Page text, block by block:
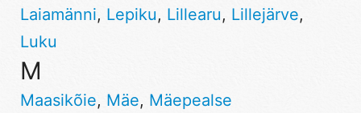
Laiamänni, Lepiku, Lillearu, Lillejärve,
Luku
M
Maasikõie, Mäe, Mäepealse